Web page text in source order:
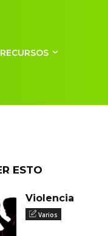
RECURSOS
ESTO
Violencia
Varios